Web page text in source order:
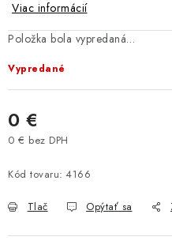
NOVINKY
VÝPREDAJ
AKCIA
INÉ PRÍSLUŠENSTVO
YAMAHA GRIZZLY 550/
SUZUKI KINGQUAD 700/
Viac informácií
Položka bola vypredaná…
Vypredané
0 €
0 € bez DPH
Kód tovaru: 4166
Tlač Opýtať sa